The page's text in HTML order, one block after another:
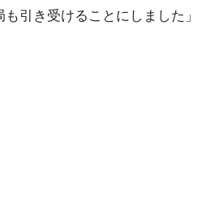
引き受けることにしました」